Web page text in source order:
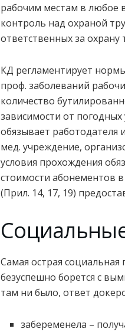
рабочим местам в любое
контроль над охраной
ответственных за охрану
КД регламентирует
проф. заболеваний
количество
зависимости от
обязывает работодателя
мед. учреждение,
условия прохождения
стоимости абонементов
(Прил. 14, 17, 19)
Самая острая
безуспешно борется с
там ни было, ответ
забеременела –